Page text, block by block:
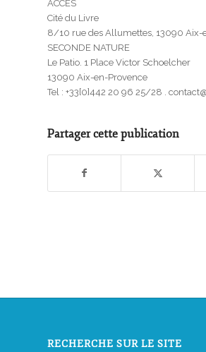
ACCES
Cité du Livre
8/10 rue des Allumettes, 13090 Aix-
SECONDE NATURE
Le Patio. 1 Place Victor Schoelcher
13090 Aix-en-Provence
Tel : +33[0]442 20 96 25/28 .
Partager cette publication
RECHERCHE SUR LE SITE